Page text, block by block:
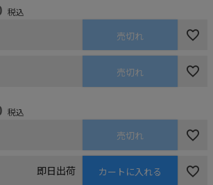
税込
売切れ
売切れ
税込
売切れ
即日出荷 カートに入れる